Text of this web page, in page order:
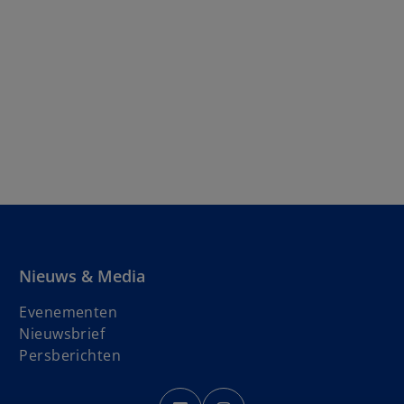
Nieuws & Media
Evenementen
Nieuwsbriefo
p
Persberichten
o